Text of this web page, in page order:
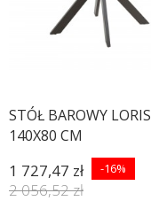
STÓŁ BAROWY LORIS
140X80 CM
CZARNOBRĄZOWY
1 727,47 zł -16%
2 056,52 zł